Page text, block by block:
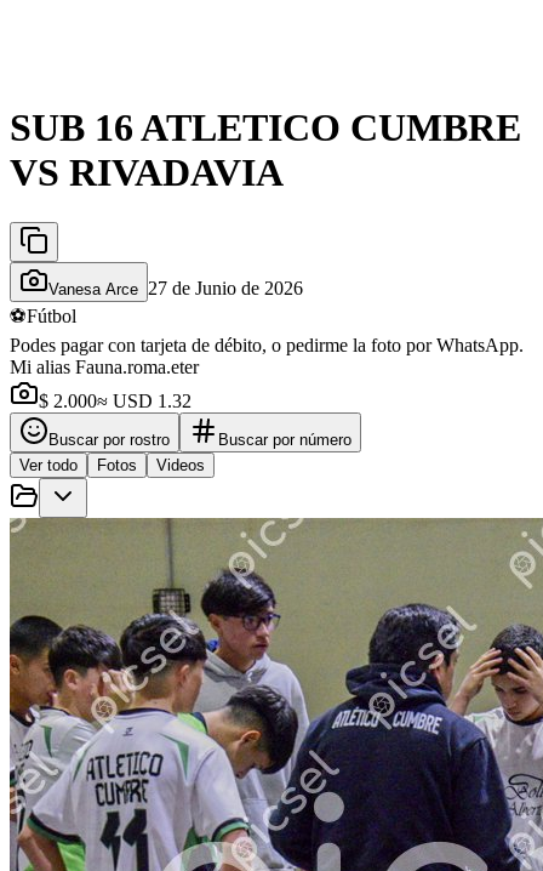
SUB 16 ATLETICO CUMBRE
VS RIVADAVIA
Vanesa Arce 27 de Junio de 2026
⚽Fútbol
Podes pagar con tarjeta de débito, o pedirme la foto por WhatsApp.
Mi alias Fauna.roma.eter
$ 2.000≈ USD 1.32
Buscar por rostro
Buscar por número
Ver todo
Fotos Videos